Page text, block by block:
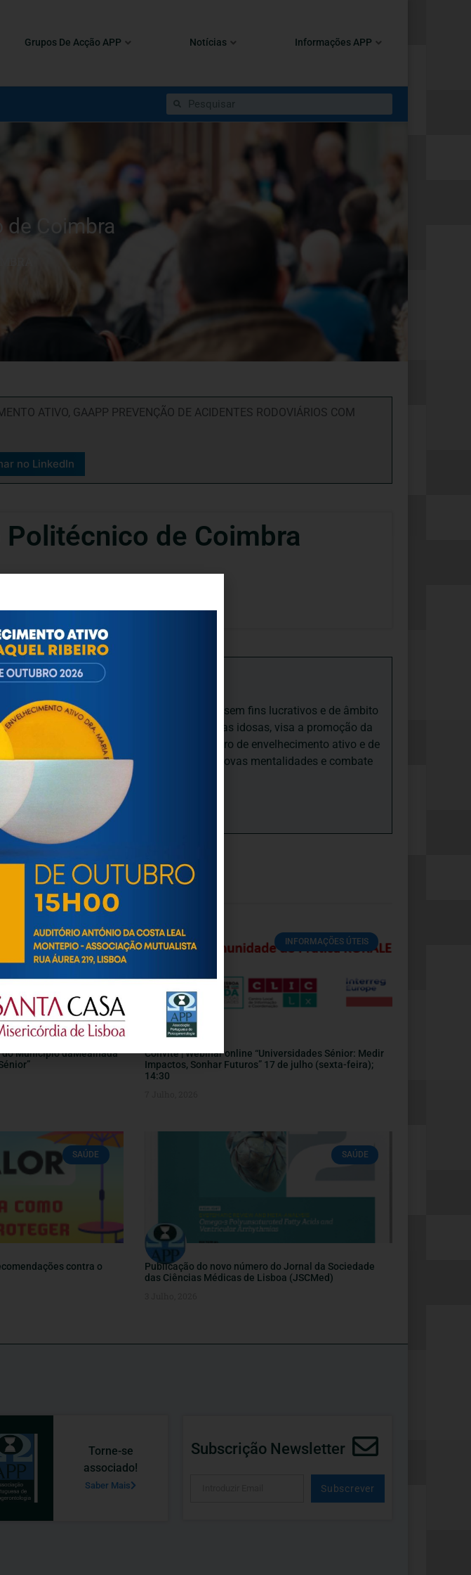
Grupos De Acção APP Notícias Informações APP
de Coimbra
ATIVO, GAAPP PREVENÇÃO DE ACIDENTES RODOVIÁRIOS COM
no LinkedIn
Politécnico de Coimbra
Particular de Solidariedade Social sem fins lucrativos e de âmbito
inerentes ao envelhecimento e às pessoas idosas, visa a promoção da
segurança das pessoas idosas, num quadro de envelhecimento ativo e de
inclusiva para todas as idades, promove novas mentalidades e combate
ENVELHECIMENTO ATIVO
Município daMealhada
INFORMAÇÕES ÚTEIS
Convite | Webinar online “Universidades Sénior: Medir
Impactos, Sonhar Futuros” 17 de julho (sexta-feira);
14:30
SAÚDE
contra o
SAÚDE
Publicação do novo número do Jornal da Sociedade
das Ciências Médicas de Lisboa (JSCMed)
Torne-se
associado!
Saber Mais
Subscrição Newsletter
Subscrever